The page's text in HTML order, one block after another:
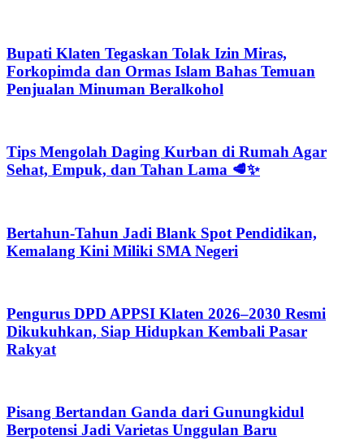
Bupati Klaten Tegaskan Tolak Izin Miras,
Forkopimda dan Ormas Islam Bahas Temuan
Penjualan Minuman Beralkohol
Tips Mengolah Daging Kurban di Rumah Agar
Sehat, Empuk, dan Tahan Lama 🥩✨
Bertahun-Tahun Jadi Blank Spot Pendidikan,
Kemalang Kini Miliki SMA Negeri
Pengurus DPD APPSI Klaten 2026–2030 Resmi
Dikukuhkan, Siap Hidupkan Kembali Pasar
Rakyat
Pisang Bertandan Ganda dari Gunungkidul
Berpotensi Jadi Varietas Unggulan Baru